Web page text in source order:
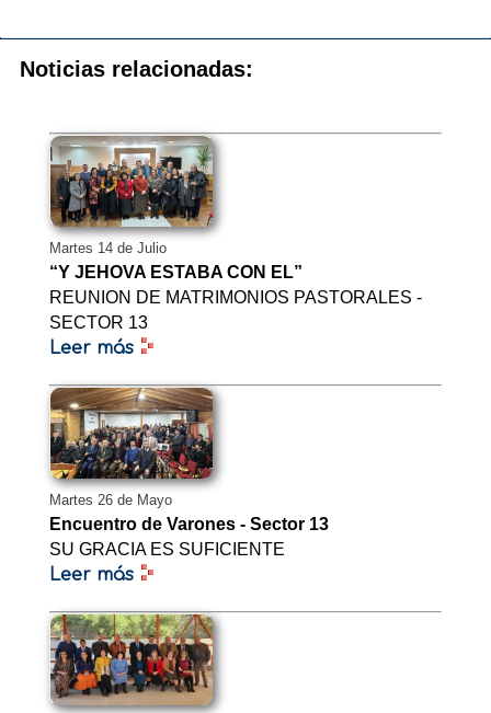
Noticias relacionadas:
Martes 14 de Julio
“Y JEHOVA ESTABA CON EL”
REUNION DE MATRIMONIOS PASTORALES -
SECTOR 13
Leer más
Martes 26 de Mayo
Encuentro de Varones - Sector 13
SU GRACIA ES SUFICIENTE
Leer más